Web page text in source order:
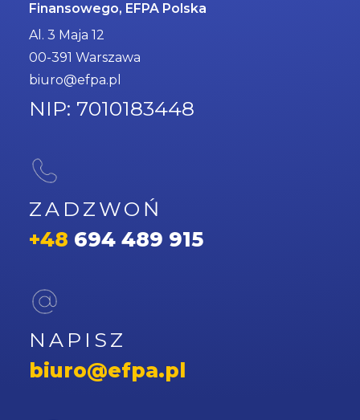
Finansowego, EFPA Polska
Al. 3 Maja 12
00-391 Warszawa
biuro@efpa.pl
NIP: 7010183448
ZADZWOŃ
+48 694 489 915
NAPISZ
biuro@efpa.pl